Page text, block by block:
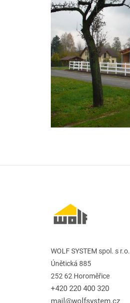
WOLF SYSTEM spol. s r.o.
Únětická 885
252 62 Horoměřice
+420 220 400 320
mail@wolfsystem.cz